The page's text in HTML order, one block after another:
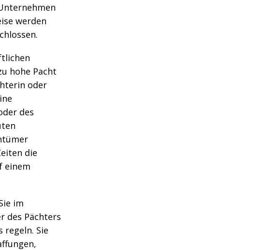
werden
hohe Pacht
oder
des
die
einem
im
des Pächters
Sie